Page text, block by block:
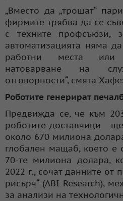
„Вместо да „трошат“
фирмите трябва да се
с техните профсъюзи,
автоматизацията няма
работни места или
натоварване на
отговорности“, смята
Роботите генерират
Предвижда се, че към
роботите-доставчици
около 670 милиона
глобален мащаб, което е
70-те милиона долара,
2022 г., сочат данните от
рисърч“ (ABI Research),
за анализи на